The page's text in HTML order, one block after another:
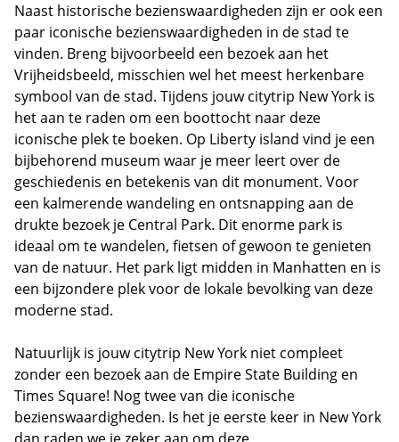
Naast historische bezienswaardigheden zijn er ook een
paar iconische bezienswaardigheden in de stad te
vinden. Breng bijvoorbeeld een bezoek aan het
Vrijheidsbeeld, misschien wel het meest herkenbare
symbool van de stad. Tijdens jouw citytrip New York is
het aan te raden om een boottocht naar deze
iconische plek te boeken. Op Liberty island vind je een
bijbehorend museum waar je meer leert over de
geschiedenis en betekenis van dit monument. Voor
een kalmerende wandeling en ontsnapping aan de
drukte bezoek je Central Park. Dit enorme park is
ideaal om te wandelen, fietsen of gewoon te genieten
van de natuur. Het park ligt midden in Manhatten en is
een bijzondere plek voor de lokale bevolking van deze
moderne stad.
Natuurlijk is jouw citytrip New York niet compleet
zonder een bezoek aan de Empire State Building en
Times Square! Nog twee van die iconische
bezienswaardigheden. Is het je eerste keer in New York